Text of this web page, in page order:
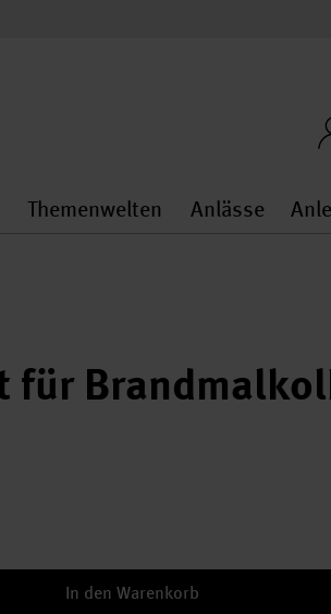
Stoffe & Sticken
Themenwelten
Themenwelten
Anlässe
für
In den Warenkorb